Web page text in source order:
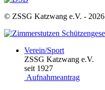
© ZSSG Katzwang e.V. - 2026
Verein/Sport
ZSSG Katzwang e.V.
seit 1927
Aufnahmeantrag